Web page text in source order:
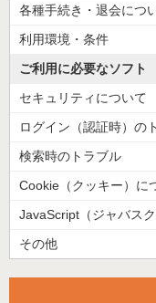
各種手続き・退会につ
利用環境・条件
ご利用に必要なソフト
セキュリティについて
ログイン（認証時）の
検索時のトラブル
Cookie（クッキー）に
JavaScript（ジャバス
その他